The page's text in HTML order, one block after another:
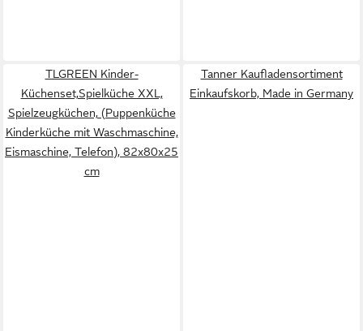
TLGREEN Kinder-
Küchenset,Spielküche XXL,
Spielzeugküchen, (Puppenküche
Kinderküche mit Waschmaschine,
Eismaschine, Telefon), 82x80x25
cm
Tanner Kaufladensortiment
Einkaufskorb, Made in Germany